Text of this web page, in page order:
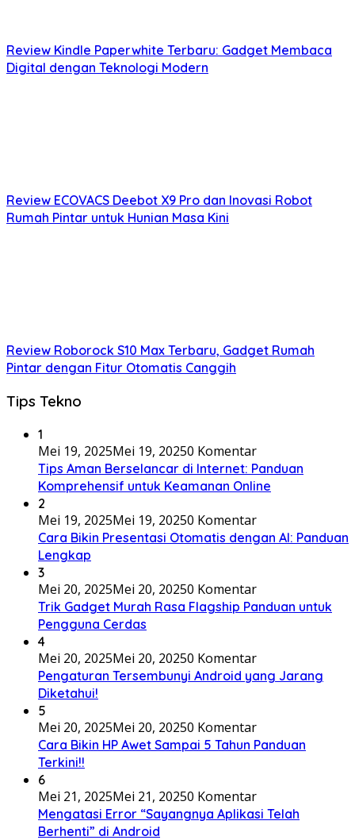
Review Kindle Paperwhite Terbaru: Gadget Membaca
Digital dengan Teknologi Modern
Review ECOVACS Deebot X9 Pro dan Inovasi Robot
Rumah Pintar untuk Hunian Masa Kini
Review Roborock S10 Max Terbaru, Gadget Rumah
Pintar dengan Fitur Otomatis Canggih
Tips Tekno
1
Mei 19, 2025Mei 19, 20250 Komentar
Tips Aman Berselancar di Internet: Panduan
Komprehensif untuk Keamanan Online
2
Mei 19, 2025Mei 19, 20250 Komentar
Cara Bikin Presentasi Otomatis dengan AI: Panduan
Lengkap
3
Mei 20, 2025Mei 20, 20250 Komentar
Trik Gadget Murah Rasa Flagship Panduan untuk
Pengguna Cerdas
4
Mei 20, 2025Mei 20, 20250 Komentar
Pengaturan Tersembunyi Android yang Jarang
Diketahui!
5
Mei 20, 2025Mei 20, 20250 Komentar
Cara Bikin HP Awet Sampai 5 Tahun Panduan
Terkini!!
6
Mei 21, 2025Mei 21, 20250 Komentar
Mengatasi Error “Sayangnya Aplikasi Telah
Berhenti” di Android